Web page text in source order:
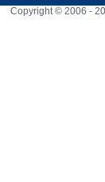
Copyright © 2006 -